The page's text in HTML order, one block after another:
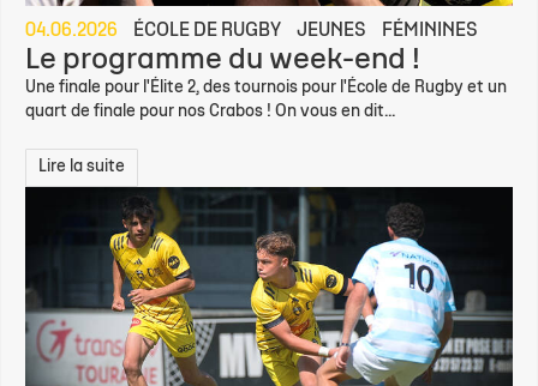
04.06.2026 ÉCOLE DE RUGBY JEUNES FÉMININES
Le programme du week-end !
Une finale pour l'Élite 2, des tournois pour l'École de Rugby et un
quart de finale pour nos Crabos ! On vous en dit...
Lire la suite